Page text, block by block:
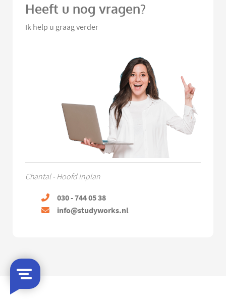
Heeft u nog vragen?
Ik help u graag verder
Chantal - Hoofd Inplan
030 - 744 05 38
info@studyworks.nl